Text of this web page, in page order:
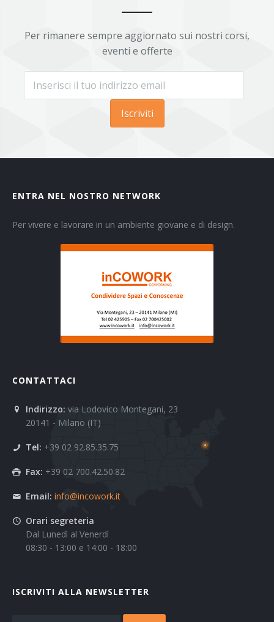
Per rimanere sempre aggiornato sui nostri corsi,
eventi e offerte
Iscriviti
ENTRA NEL NOSTRO NETWORK
Per vivere e lavorare in un ambiente giovane e di design.
CONTATTACI
Indirizzo: via Lodovico Montegani, 23
20141 - Milano (IT)
Tel: +39 02 92.85.35.75
Fax: +39 02 700.42.50.82
Email: info@incowork.it
Orari segreteria
Dal Lunedì al Venerdì
08:30 - 13:00 e 14:00 - 18:00
ISCRIVITI ALLA NEWSLETTER